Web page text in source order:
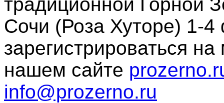
Сочи (Роза Хуторе) 1-
зарегистрироваться
нашем сайте
info@prozerno.ru